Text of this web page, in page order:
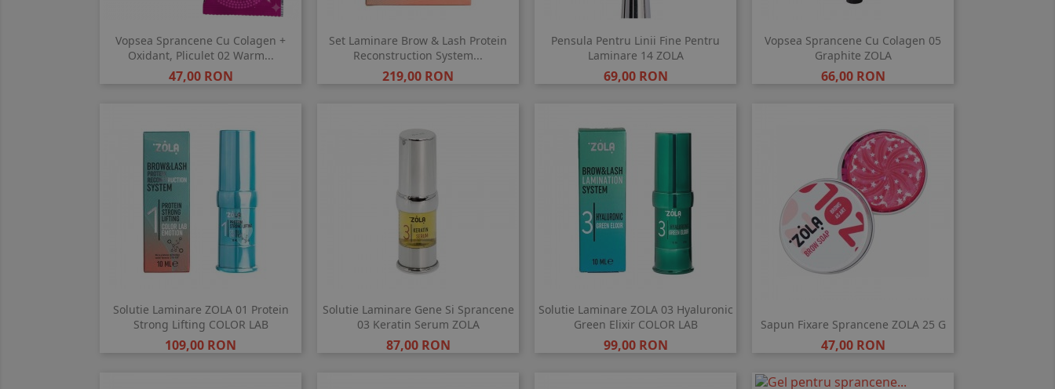
Vopsea Sprancene Cu Colagen +
Oxidant, Pliculet 02 Warm...
Pret
47,00 RON
Set Laminare Brow & Lash Protein
Reconstruction System...
Pret
219,00 RON
Pensula Pentru Linii Fine Pentru
Laminare 14 ZOLA
Pret
69,00 RON
Vopsea Sprancene Cu Colagen 05
Graphite ZOLA
Pret
66,00 RON
Solutie Laminare ZOLA 01 Protein
Strong Lifting COLOR LAB
Pret
109,00 RON
Solutie Laminare Gene Si Sprancene
03 Keratin Serum ZOLA
Pret
87,00 RON
Solutie Laminare ZOLA 03 Hyaluronic
Green Elixir COLOR LAB
Pret
99,00 RON
Sapun Fixare Sprancene ZOLA 25 G
Pret
47,00 RON